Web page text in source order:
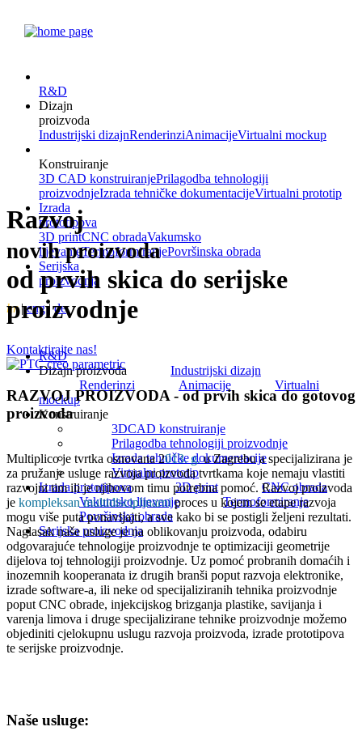
R&D
Dizajn
proizvoda
Industrijski dizajnRenderinziAnimacijeVirtualni mockup
Konstruiranje
3D CAD konstruiranjePrilagodba tehnologiji
proizvodnjeIzrada tehničke dokumentacijeVirtualni prototip
Izrada
prototipova
3D printCNC obradaVakumsko
lijevanjeTermoformiranjePovršinska obrada
Serijska
proizvodnja
hr|eng|de
R&D
Dizajn proizvoda
Industrijski dizajn
Renderinzi
Animacije
Virtualni
mockup
Konstruiranje
3DCAD konstruiranje
Prilagodba tehnologiji proizvodnje
Izrada tehničke dokumentacije
Virtualni prototip
Izrada prototipova
3D print
CNC obrada
Vakumsko lijevanje
Termoformiranje
Površinska obrada
Serijska proizvodnja
Razvoj
novih proizvoda
od prvih skica do serijske
proizvodnje
Kontaktirajte nas!
RAZVOJ PROIZVODA - od prvih skica do gotovog
proizvoda
Multiplico je tvrtka osnovana 2013. g.u Zagrebu a specijalizirana je
za pružanje usluge razvoja proizvoda tvrtkama koje nemaju vlastiti
razvojni tim ili je njihovom timu potrebna pomoć. Razvoj proizvoda
je kompleksan multidisciplinarniproces u kojem se etape razvoja
mogu više puta ponavljajti, a sve kako bi se postigli željeni rezultati.
Naglasak naše usluge je na oblikovanju proizvoda, odabiru
odgovarajuće tehnologije proizvodnje te optimizaciji geometrije
dijelova toj tehnologiji proizvodnje. Uz pomoć probranih domaćih i
inozemnih kooperanata iz drugih branši poput razvoja elektronike,
izrade software-a, ili neke od specijaliziranih tehnika proizvodnje
poput CNC obrade, injekcijskog brizganja plastike, savijanja i
varenja limova i druge specijalizirane tehnike proizvodnje možemo
objediniti cjelokupnu uslugu razvoja proizvoda, izrade prototipova
te serijske proizvodnje.
Naše usluge: